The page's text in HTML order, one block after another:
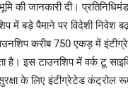
की जानकारी दी।
में बड़े पैमाने पर विदेशी निवेश
करीब 750 एकड़ में
इस टाउनशिप में वर्क टू
के लिए इंटीग्रेटेड कंट्रोल